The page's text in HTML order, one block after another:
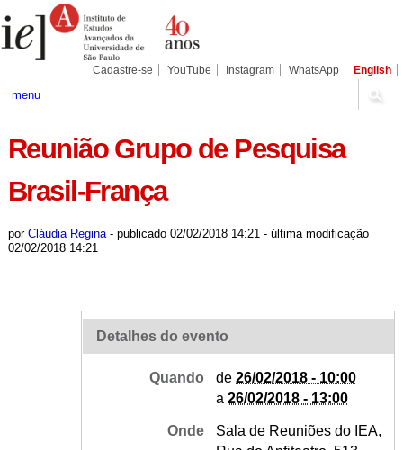
para
conteúdo.
Pessoais
Cadastre-se YouTube Instagram WhatsApp English
menu
Reunião Grupo de Pesquisa
Brasil-França
por Cláudia Regina - publicado02/02/2018 14:21 - última modificação
02/02/2018 14:21
Detalhes do evento
Quando de26/02/2018 - 10:00
a26/02/2018 - 13:00
Onde
Sala de Reuniões do IEA,